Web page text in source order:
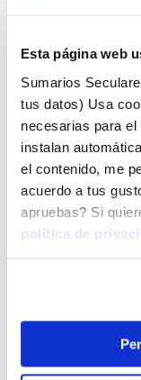
Esta página web
Sumarios
tus datos) Usa
necesarias para
instalan
el contenido, me
acuerdo a tus
apruebas? Si
política de
Estudio de
€150,00 + IVA
Redacción
€387,00 + IVA
Redacción
€367,00 + IVA